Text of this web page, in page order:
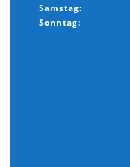
Samstag:
Sonntag: